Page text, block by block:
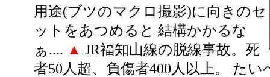
用途(ブツのマクロ撮影)に向きのセ
ットをあつめると 結構かかるな
ぁ.... ▲ JR福知山線の脱線事故。死
者50人超、負傷者400人以上。 たい